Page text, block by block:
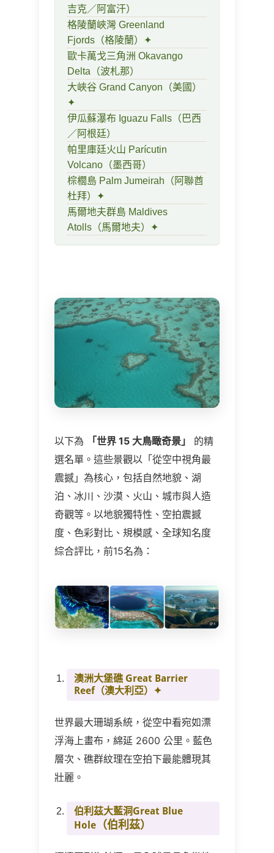
吉克／阿富汗）
格陵蘭峽灣 Greenland
Fjords（格陵蘭）✦
歐卡萬戈三角洲 Okavango
Delta（波札那）
大峽谷 Grand Canyon（美國）
✦
伊瓜蘇瀑布 Iguazu Falls（巴西
／阿根廷）
帕里庫廷火山 Parícutin
Volcano（墨西哥）
棕櫚島 Palm Jumeirah（阿聯酋
杜拜）✦
馬爾地夫群島 Maldives
Atolls（馬爾地夫）✦
以下為 「世界 15 大鳥瞰奇景」
的精
選名單。這些景觀以「從空中視角最
震撼」為核心，包括自然地貌、湖
泊、冰川、沙漠、火山、城市與人造
奇觀等。以地貌獨特性、空拍震撼
度、色彩對比、規模感、全球知名度
綜合評比，前15名為：
澳洲大堡礁 Great Barrier
Reef（澳大利亞）✦
世界最大珊瑚系統，從空中看宛如漂
浮海上畫布，綿延 2600 公里。藍色
層次、礁群紋理在空拍下最能體現其
壯麗。
伯利茲大藍洞Great Blue
Hole （伯利茲）